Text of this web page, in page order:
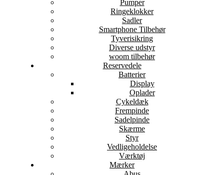
Pumper
Ringeklokker
Sadler
Smartphone Tilbehør
Tyverisikring
Diverse udstyr
woom tilbehør
Reservedele
Batterier
Display
Oplader
Cykeldæk
Frempinde
Sadelpinde
Skærme
Styr
Vedligeholdelse
Værktøj
Mærker